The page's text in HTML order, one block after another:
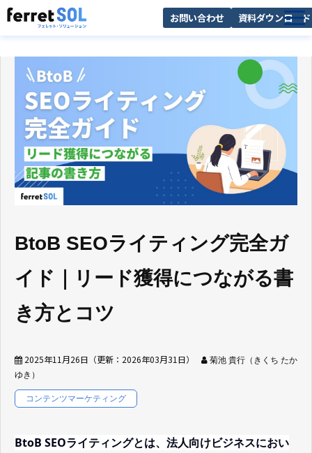
お問い合わせ 資料ダウンロード
選ばれる理由
導入事例
お役立ち情報
BtoB SEOライティング完全ガ
イド｜リード獲得につながる書
き方とコツ
2025年11月26日 （更新： 2026年03月31日）
菊池 貴行（きくち たか
ゆき）
コンテンツマーケティング
BtoB SEOライティングとは、法人向けビジネスにおい